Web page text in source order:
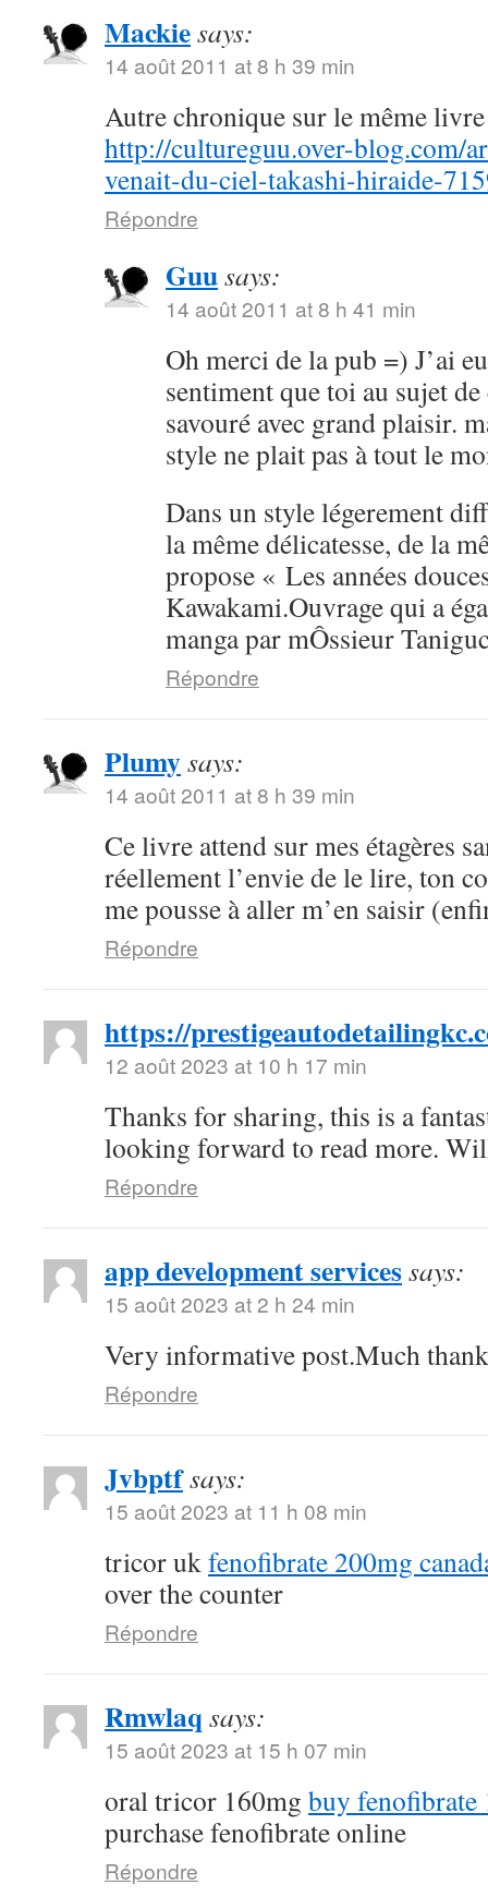
Mackiesays:
14 août 2011 at 8 h 39 min
Autre chronique sur le même
http://cultureguu.over-blog.com/
venait-du-ciel-takashi-hiraide-
Répondre
Guusays:
14 août 2011 at 8 h 41 min
Oh merci de la pub =) J’ai
sentiment que toi au sujet
savouré avec grand plaisir.
style ne plait pas à tout le
Dans un style légerement
la même délicatesse, de la
propose « Les années
Kawakami.Ouvrage qui a
manga par mÔssieur
Répondre
Plumysays:
14 août 2011 at 8 h 39 min
Ce livre attend sur mes étagères
réellement l’envie de le lire, ton
me pousse à aller m’en saisir
Répondre
https://
12 août 2023 at 10 h 17 min
Thanks for sharing, this is a
looking forward to read more.
Répondre
app development servicessays:
15 août 2023 at 2 h 24 min
Very informative post.Much
Répondre
Jvbptfsays:
15 août 2023 at 11 h 08 min
tricor ukfenofibrate 200mg
over the counter
Répondre
Rmwlaq says:
15 août 2023 at 15 h 07 min
oral tricor 160mg buy fenofibrate
purchase fenofibrate online
Répondre